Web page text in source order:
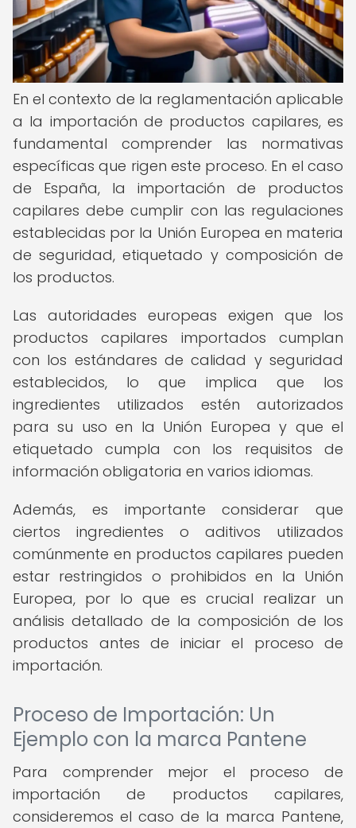
En el contexto de la reglamentación aplicable
a la importación de productos capilares, es
fundamental comprender las normativas
específicas que rigen este proceso. En el caso
de España, la importación de productos
capilares debe cumplir con las regulaciones
establecidas por la Unión Europea en materia
de seguridad, etiquetado y composición de
los productos.
Las autoridades europeas exigen que los
productos capilares importados cumplan
con los estándares de calidad y seguridad
establecidos, lo que implica que los
ingredientes utilizados estén autorizados
para su uso en la Unión Europea y que el
etiquetado cumpla con los requisitos de
información obligatoria en varios idiomas.
Además, es importante considerar que
ciertos ingredientes o aditivos utilizados
comúnmente en productos capilares pueden
estar restringidos o prohibidos en la Unión
Europea, por lo que es crucial realizar un
análisis detallado de la composición de los
productos antes de iniciar el proceso de
importación.
Proceso de Importación: Un
Ejemplo con la marca Pantene
Para comprender mejor el proceso de
importación de productos capilares,
consideremos el caso de la marca Pantene,